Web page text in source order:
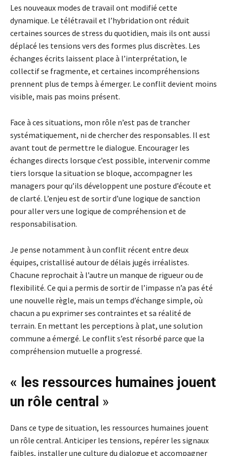
Les nouveaux modes de travail ont modifié cette
dynamique. Le télétravail et l’hybridation ont réduit
certaines sources de stress du quotidien, mais ils ont aussi
déplacé les tensions vers des formes plus discrètes. Les
échanges écrits laissent place à l’interprétation, le
collectif se fragmente, et certaines incompréhensions
prennent plus de temps à émerger. Le conflit devient moins
visible, mais pas moins présent.
Face à ces situations, mon rôle n’est pas de trancher
systématiquement, ni de chercher des responsables. Il est
avant tout de permettre le dialogue. Encourager les
échanges directs lorsque c’est possible, intervenir comme
tiers lorsque la situation se bloque, accompagner les
managers pour qu’ils développent une posture d’écoute et
de clarté. L’enjeu est de sortir d’une logique de sanction
pour aller vers une logique de compréhension et de
responsabilisation.
Je pense notamment à un conflit récent entre deux
équipes, cristallisé autour de délais jugés irréalistes.
Chacune reprochait à l’autre un manque de rigueur ou de
flexibilité. Ce qui a permis de sortir de l’impasse n’a pas été
une nouvelle règle, mais un temps d’échange simple, où
chacun a pu exprimer ses contraintes et sa réalité de
terrain. En mettant les perceptions à plat, une solution
commune a émergé. Le conflit s’est résorbé parce que la
compréhension mutuelle a progressé.
« les ressources humaines jouent
un rôle central »
Dans ce type de situation, les ressources humaines jouent
un rôle central. Anticiper les tensions, repérer les signaux
faibles, installer une culture du dialogue et accompagner